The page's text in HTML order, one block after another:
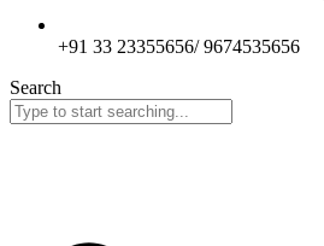
+91 33 23355656/ 9674535656
Search